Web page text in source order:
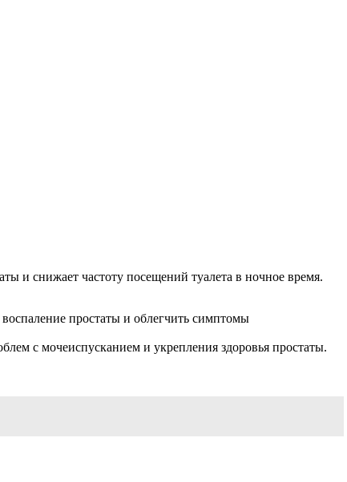
и снижает частоту посещений туалета в ночное время.
простаты и облегчить симптомы
с мочеиспусканием и укрепления здоровья простаты.